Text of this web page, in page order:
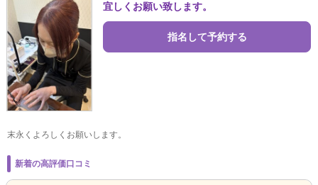
宜しくお願い致します。
指名して予約する
末永くよろしくお願いします。
新着の高評価口コミ